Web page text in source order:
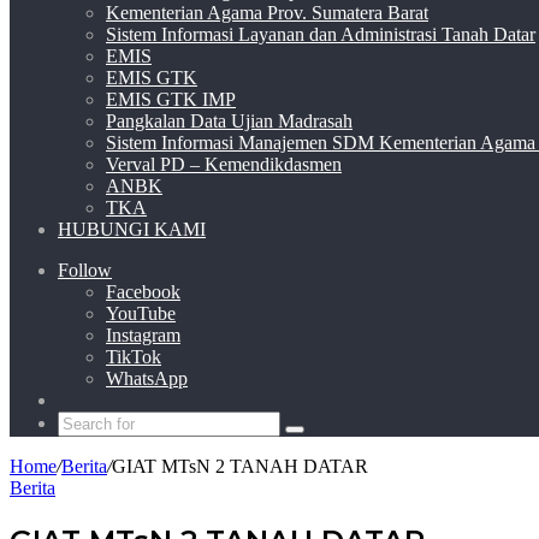
Kementerian Agama Prov. Sumatera Barat
Sistem Informasi Layanan dan Administrasi Tanah Datar
EMIS
EMIS GTK
EMIS GTK IMP
Pangkalan Data Ujian Madrasah
Sistem Informasi Manajemen SDM Kementerian
Verval PD – Kemendikdasmen
ANBK
TKA
HUBUNGI KAMI
Follow
Facebook
YouTube
Instagram
TikTok
WhatsApp
skin
Search
for
Home/Berita/GIAT MTsN 2 TANAH DATAR
Berita